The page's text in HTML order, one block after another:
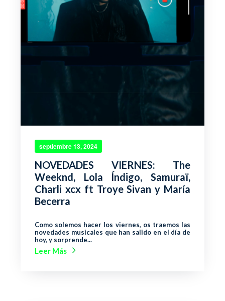
septiembre 13, 2024
NOVEDADES VIERNES: The
Weeknd, Lola Índigo, Samuraï,
Charli xcx ft Troye Sivan y María
Becerra
Como solemos hacer los viernes, os traemos las
novedades musicales que han salido en el día de
hoy, y sorprende...
Leer Más